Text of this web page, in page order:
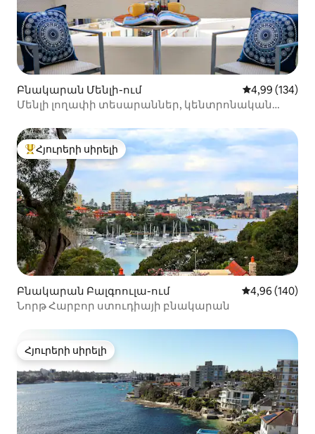
Բնակարան Մենլի-ում Միջին
4,99 (134)
Մենլի լողափի տեսարաններ, կենտրոնական
Հյուրերի սիրելի լավագույն տները
Հյուրերի սիրելի
Բնակարան Բալգոուլա-ում Միջին
4,96 (140)
Նորթ Հարբոր ստուդիայի բնակարան
Հյուրերի սիրելի
Հյուրերի սիրելի